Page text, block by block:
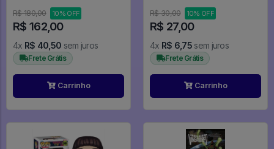
R$ 180,00
10% OFF
R$ 162,00
4x R$ 40,50 sem juros
Frete Grátis
Carrinho
R$ 30,00 10% OFF
R$ 27,00
4x R$ 6,75 sem juros
Frete Grátis
Carrinho